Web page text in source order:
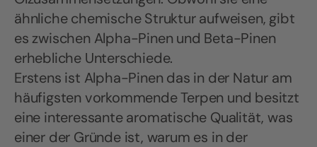
ähnliche chemische Struktur aufweisen, gibt
es zwischen Alpha-Pinen und Beta-Pinen
erhebliche Unterschiede.
Erstens ist Alpha-Pinen das in der Natur am
häufigsten vorkommende Terpen und besitzt
eine interessante aromatische Qualität, was
einer der Gründe ist, warum es in der